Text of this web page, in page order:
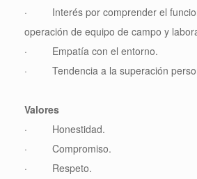
· Interés por comprender el
operación de equipo de campo y
· Empatía con el entorno.
· Tendencia a la superación
Valores
· Honestidad.
· Compromiso.
· Respeto.